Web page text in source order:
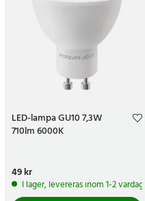
LED-lampa GU10 7,3W
710lm 6000K
Pris:
49 kr
I lager, levereras inom 1-2 vardagar